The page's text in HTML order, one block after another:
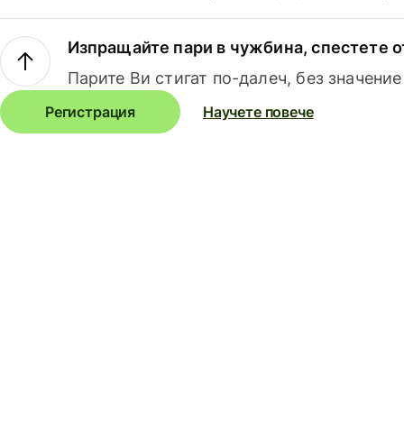
Изпращайте пари в чужбина, спестете
Парите Ви стигат по-далеч, без
Регистрация Научете повече